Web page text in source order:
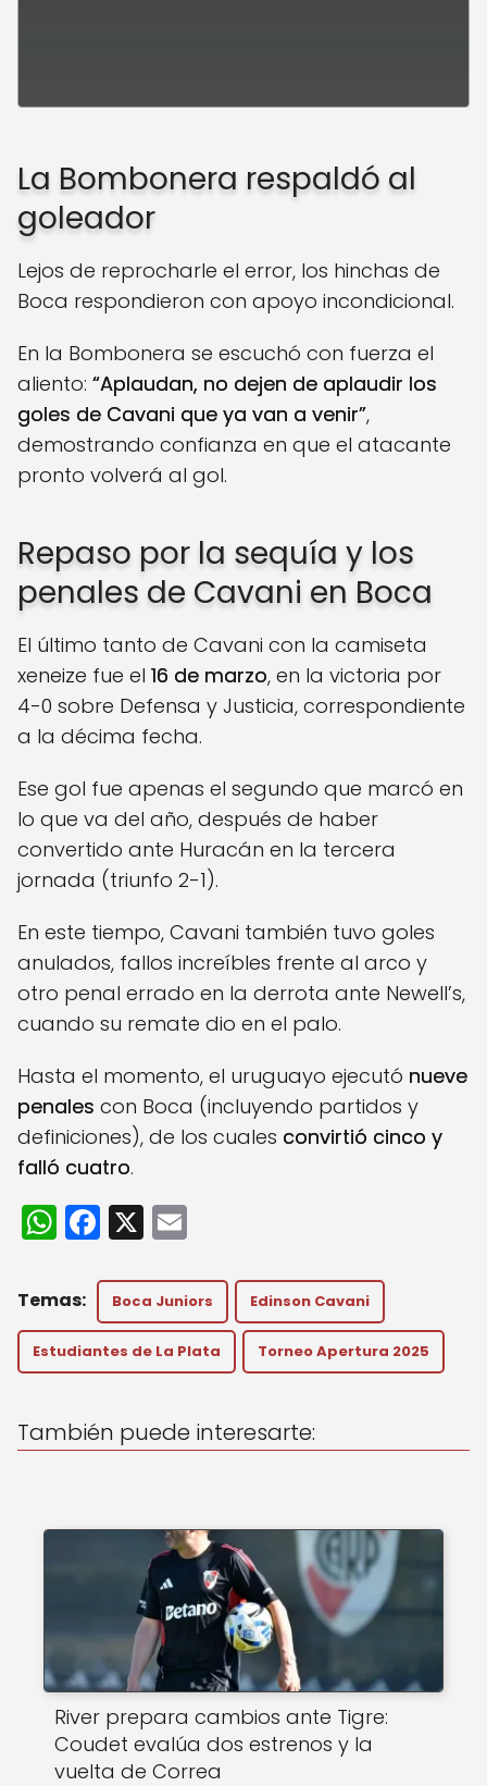
La Bombonera respaldó al
goleador
Lejos de reprocharle el error, los hinchas de
Boca respondieron con apoyo incondicional.
En la Bombonera se escuchó con fuerza el
aliento: “Aplaudan, no dejen de aplaudir los
goles de Cavani que ya van a venir”,
demostrando confianza en que el atacante
pronto volverá al gol.
Repaso por la sequía y los
penales de Cavani en Boca
El último tanto de Cavani con la camiseta
xeneize fue el 16 de marzo, en la victoria por
4-0 sobre Defensa y Justicia, correspondiente
a la décima fecha.
Ese gol fue apenas el segundo que marcó en
lo que va del año, después de haber
convertido ante Huracán en la tercera
jornada (triunfo 2-1).
En este tiempo, Cavani también tuvo goles
anulados, fallos increíbles frente al arco y
otro penal errado en la derrota ante Newell’s,
cuando su remate dio en el palo.
Hasta el momento, el uruguayo ejecutó nueve
penales con Boca (incluyendo partidos y
definiciones), de los cuales convirtió cinco y
falló cuatro.
W
h
a
ts
A
p
F
a
c
e
b
o
k
X
ai
l
Boca Juniors Edinson Cavani
Estudiantes de La Plata Torneo Apertura 2025
También puede interesarte:
River prepara cambios ante Tigre:
Coudet evalúa dos estrenos y la
vuelta de Correa